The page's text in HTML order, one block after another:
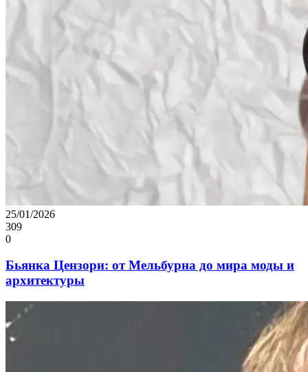
25/01/2026
309
0
Бьянка Цензори: от Мельбурна до мира моды и
архитектуры